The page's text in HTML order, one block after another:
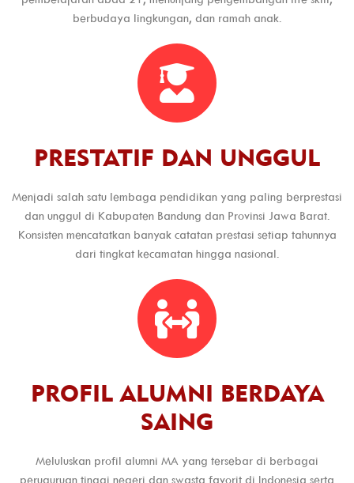
berbudaya lingkungan, dan ramah anak.
PRESTATIF DAN UNGGUL
Menjadi salah satu lembaga pendidikan yang paling berprestasi
dan unggul di Kabupaten Bandung dan Provinsi Jawa Barat.
Konsisten mencatatkan banyak catatan prestasi setiap tahunnya
dari tingkat kecamatan hingga nasional.
PROFIL ALUMNI BERDAYA
SAING
Meluluskan profil alumni MA yang tersebar di berbagai
peruguruan tinggi negeri dan swasta favorit di Indonesia serta